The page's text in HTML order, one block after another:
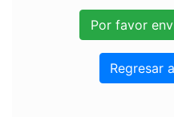
Regresar